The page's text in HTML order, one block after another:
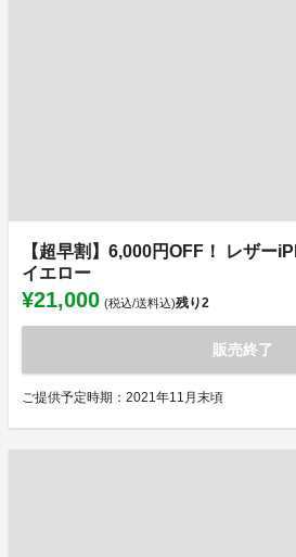
【超早割】6,000円OFF！ レザー
イエロー
¥21,000 (税込/送料込)残り2
販売終了
ご提供予定時期：2021年11月末頃